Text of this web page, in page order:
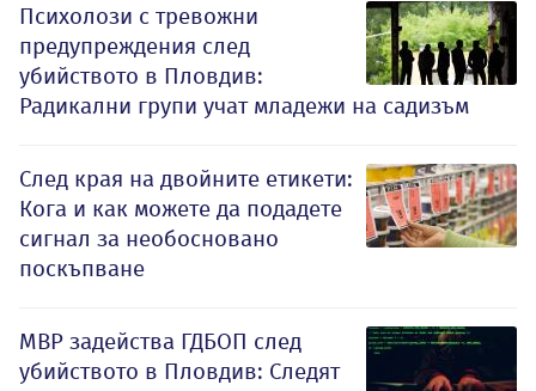
Психолози с тревожни
предупреждения след
убийството в Пловдив:
Радикални групи учат младежи на садизъм
След края на двойните етикети:
Кога и как можете да подадете
сигнал за необосновано
поскъпване
МВР задейства ГДБОП след
убийството в Пловдив: Следят